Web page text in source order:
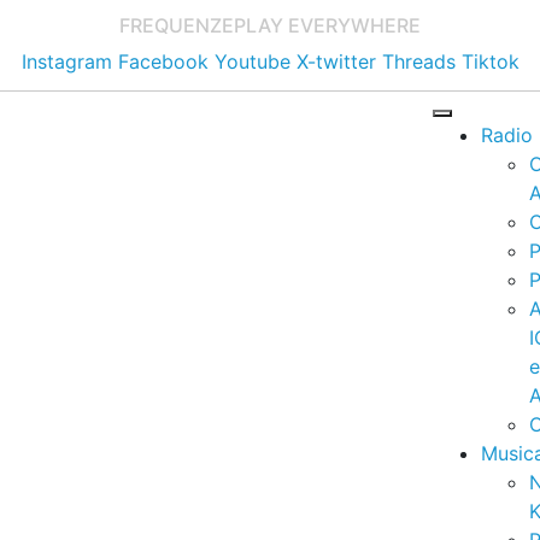
FREQUENZEPLAY EVERYWHERE
Instagram Facebook Youtube X-twitter Threads Tiktok
Radio
e